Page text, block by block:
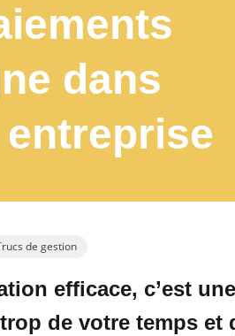
de gestion
dans
efficace, c’est
de votre temps